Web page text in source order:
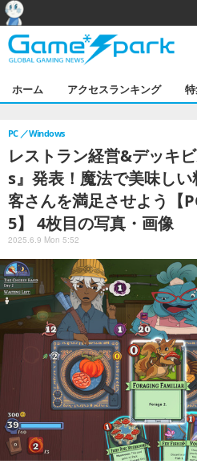
ホーム アクセスランキング 特
レストラン経営&デッキ
s』発表！魔法で美味し
客さんを満足させよう【
5】 4枚目の写真・画像
PC Windows
2025.6.9 Mon 5:52